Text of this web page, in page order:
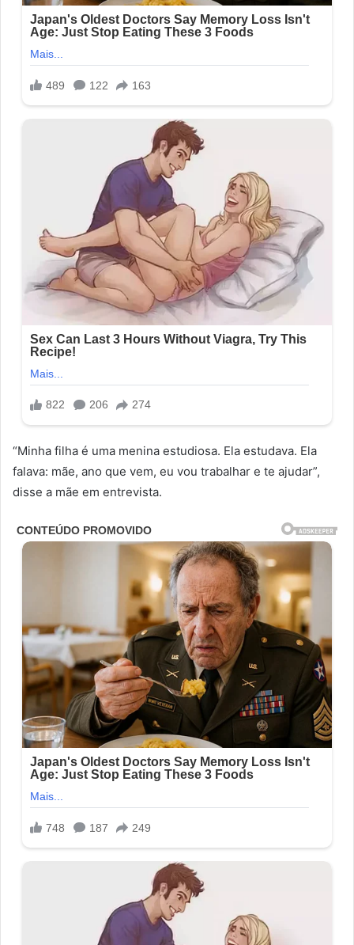
“Minha filha é uma menina estudiosa. Ela estudava. Ela
falava: mãe, ano que vem, eu vou trabalhar e te ajudar”,
disse a mãe em entrevista.